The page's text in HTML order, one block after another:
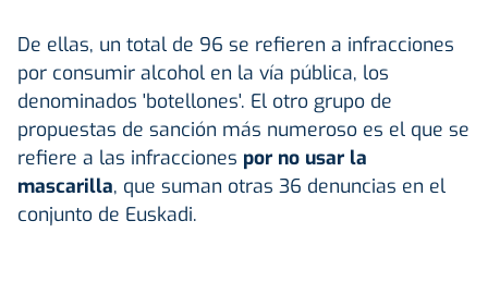
De ellas, un total de 96 se refieren a infracciones
por consumir alcohol en la vía pública, los
denominados 'botellones'. El otro grupo de
propuestas de sanción más numeroso es el que se
refiere a las infracciones por no usar la
mascarilla, que suman otras 36 denuncias en el
conjunto de Euskadi.